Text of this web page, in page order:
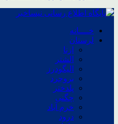
خــــانه
لرستان
ازنا
الشتر
الیگودرز
بروجرد
پلدختر
چگنی
خرم آباد
درود